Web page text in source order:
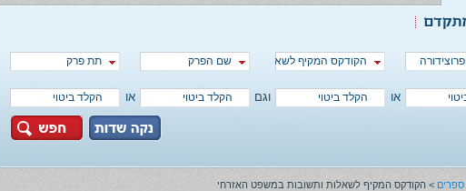
הקודקס המקיף לשאלות ותשובות במשפט האזרחי
שם הפרק תת פרק
או וגם או
ספרים > הקודקס המקיף לשאלות ותשובות במשפט האזרחי